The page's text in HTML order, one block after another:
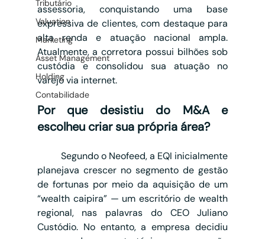
Tributário
Valuation
Marketing
Asset Management
Holding
Contabilidade
assessoria, conquistando uma base
expressiva de clientes, com destaque para
alta renda e atuação nacional ampla.
Atualmente, a corretora possui bilhões sob
custódia e consolidou sua atuação no
varejo via internet.
Por que desistiu do M&A e
escolheu criar sua própria área?
planejava crescer no segmento de gestão
de fortunas por meio da aquisição de um
“wealth caipira” — um escritório de wealth
regional, nas palavras do CEO Juliano
Custódio. No entanto, a empresa decidiu